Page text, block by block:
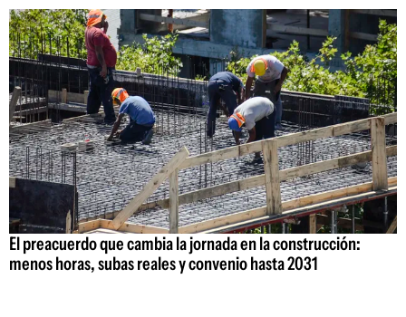
El preacuerdo que cambia la jornada en la construcción:
menos horas, subas reales y convenio hasta 2031